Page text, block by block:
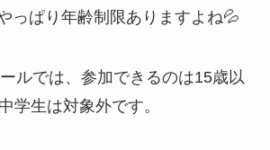
っぱり年齢制限ありますよね💦
ルでは、参加できるのは15歳以
学生は対象外です。